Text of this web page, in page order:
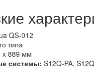
QS-012
типа
x 889 мм
системы: S12Q-PA,